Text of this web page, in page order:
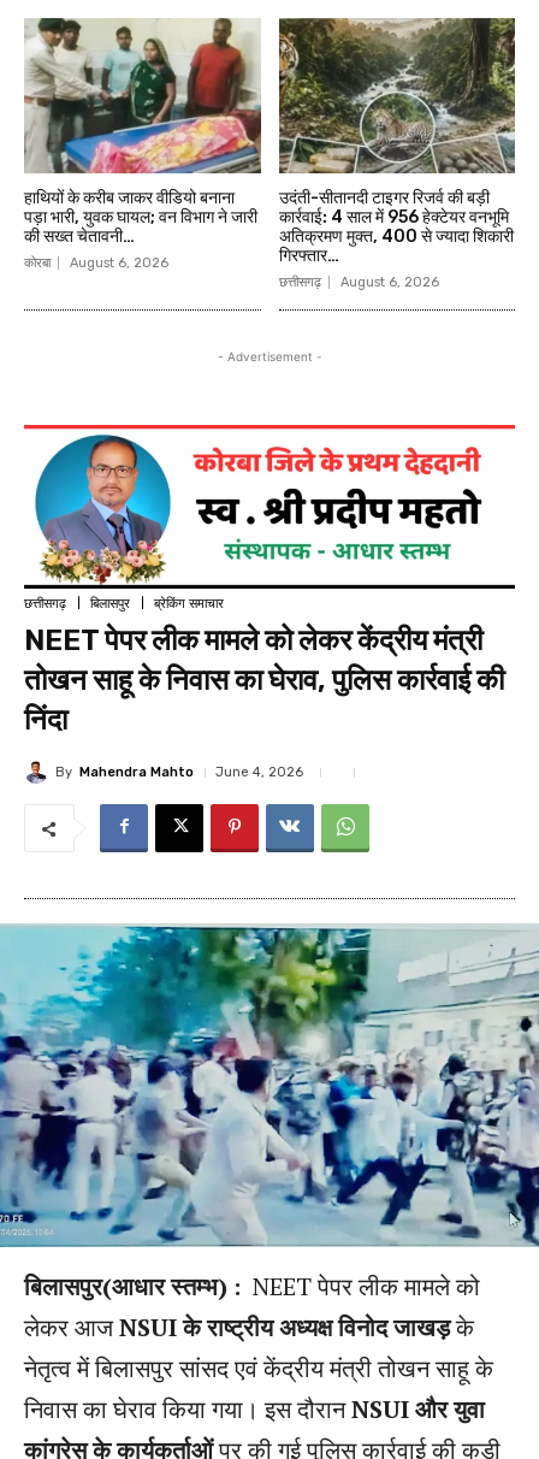
हाथियों के करीब जाकर वीडियो बनाना
पड़ा भारी, युवक घायल; वन विभाग ने जारी
की सख्त चेतावनी…
कोरबा August 6, 2026
उदंती-सीतानदी टाइगर रिजर्व की बड़ी
कार्रवाई: 4 साल में 956 हेक्टेयर वनभूमि
अतिक्रमण मुक्त, 400 से ज्यादा शिकारी
गिरफ्तार…
छत्तीसगढ़ August 6, 2026
- Advertisement -